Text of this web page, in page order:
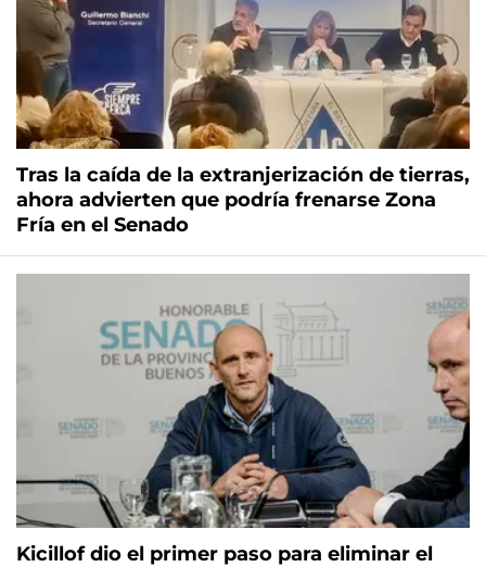
Tras la caída de la extranjerización de tierras,
ahora advierten que podría frenarse Zona
Fría en el Senado
Kicillof dio el primer paso para eliminar el